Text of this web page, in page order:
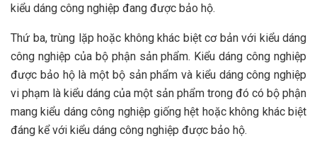
kiểu dáng công nghiệp đang được bảo hộ.
Thứ ba, trùng lặp hoặc không khác biệt cơ bản với kiểu dáng
công nghiệp của bộ phận sản phẩm. Kiểu dáng công nghiệp
được bảo hộ là một bộ sản phẩm và kiểu dáng công nghiệp
vi phạm là kiểu dáng của một sản phẩm trong đó có bộ phận
mang kiểu dáng công nghiệp giống hệt hoặc không khác biệt
đáng kể với kiểu dáng công nghiệp được bảo hộ.